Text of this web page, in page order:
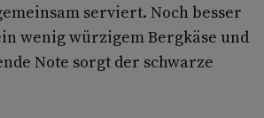
serviert. Noch besser
wenig würzigem Bergkäse und
Note sorgt der schwarze